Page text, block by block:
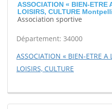
ASSOCIATION « BIEN-ETRE
LOISIRS, CULTURE
Association sportive
Département: 34000
ASSOCIATION « BIEN-ETRE A
LOISIRS, CULTURE